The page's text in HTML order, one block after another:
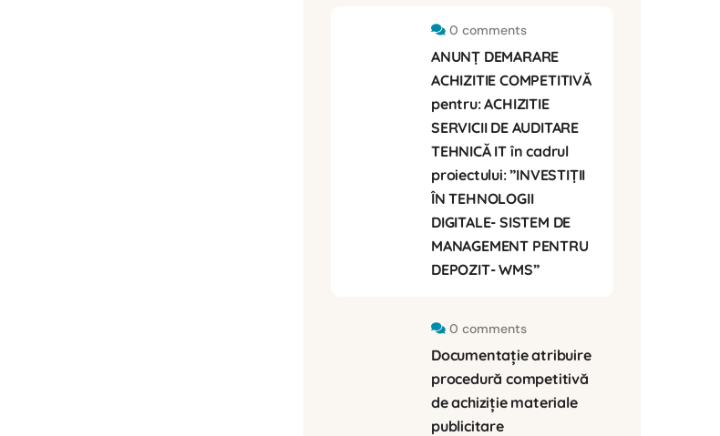
0 comments
ANUNȚ DEMARARE
ACHIZITIE COMPETITIVĂ
pentru: ACHIZITIE
SERVICII DE AUDITARE
TEHNICĂ IT în cadrul
proiectului: ”INVESTIȚII
ÎN TEHNOLOGII
DIGITALE- SISTEM DE
MANAGEMENT PENTRU
DEPOZIT- WMS”
0 comments
Documentație atribuire
procedură competitivă
de achiziție materiale
publicitare